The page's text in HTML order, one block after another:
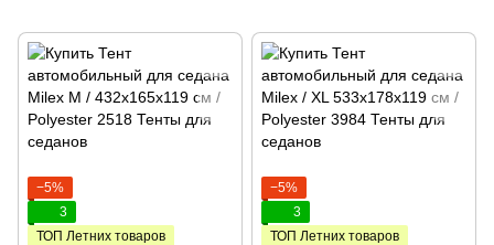
−5%
3
ТОП Летних товаров
−5%
3
ТОП Летних товаров